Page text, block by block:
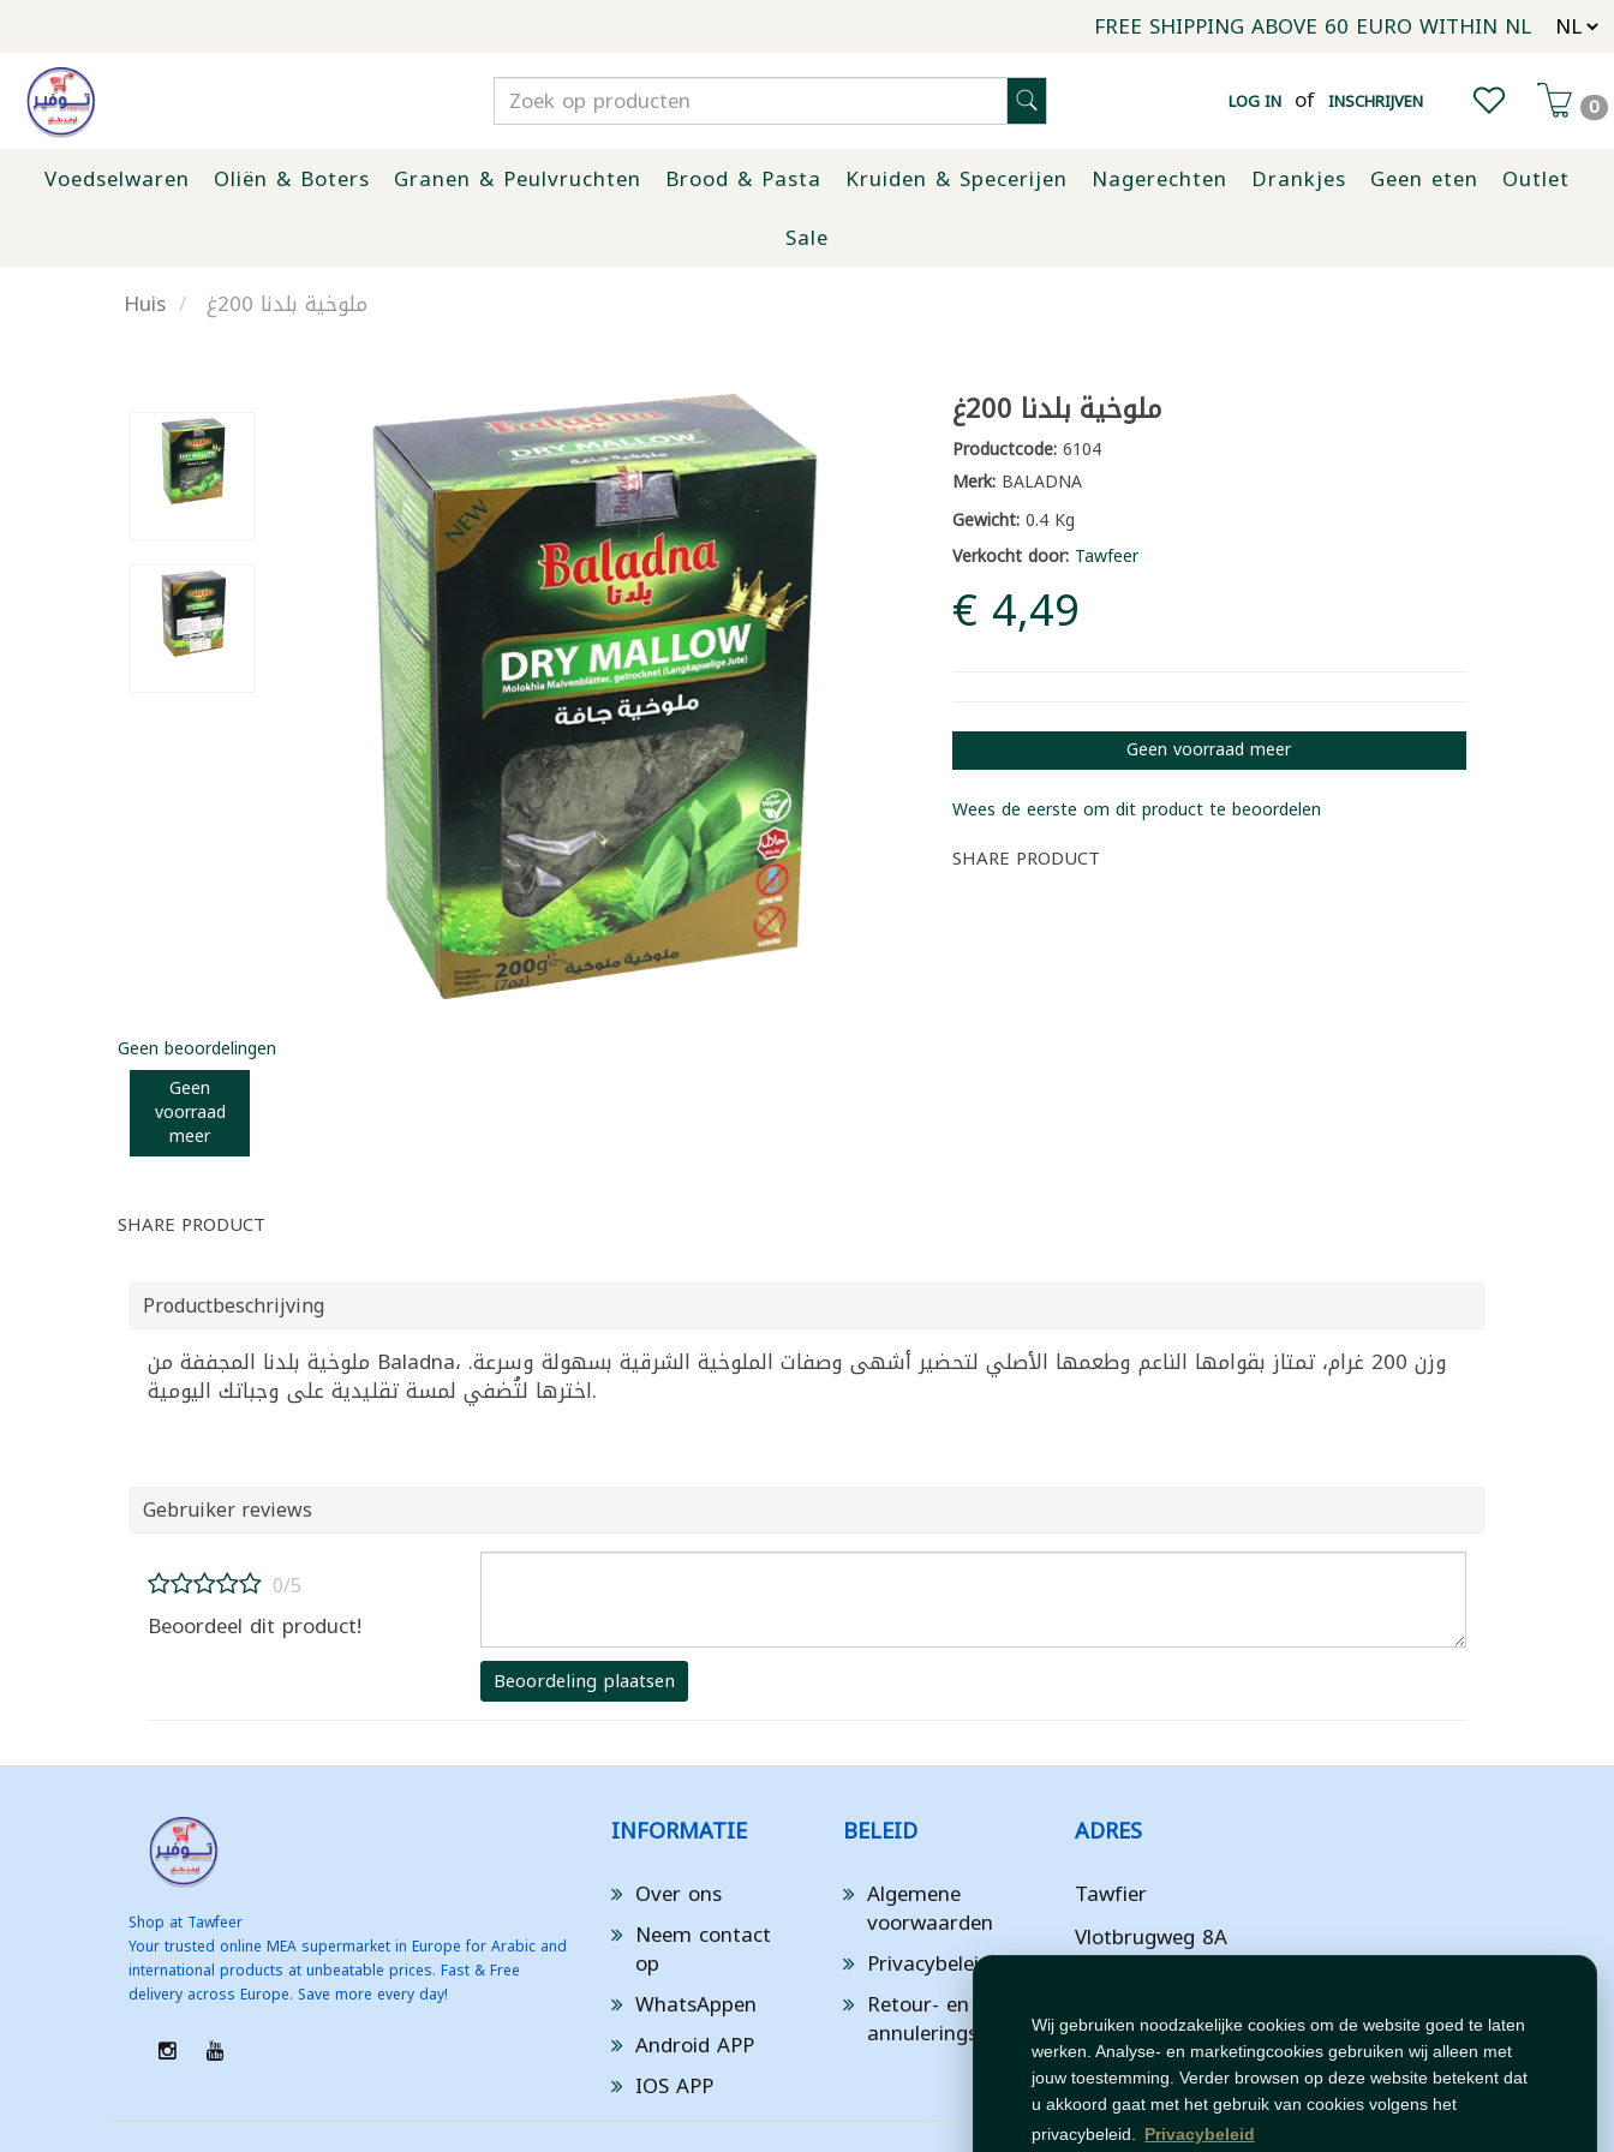
Wij gebruiken noodzakelijke cookies om de website goed te laten
werken. Analyse- en marketingcookies gebruiken wij alleen met
jouw toestemming. Verder browsen op deze website betekent dat
u akkoord gaat met het gebruik van cookies volgens het
privacybeleid. Privacybeleid
FREE SHIPPING ABOVE 60 EURO WITHIN NL
LOG IN of INSCHRIJVEN 0
Voedselwaren Oliën & Boters Granen & Peulvruchten Brood & Pasta Kruiden & Specerijen Nagerechten Drankjes Geen eten
Outlet
Sale
Huis
ملوخية بلدنا 200غ
ملوخية بلدنا 200غ
Productcode:6104
Merk:BALADNA
Gewicht:0.4 Kg
Verkocht door: Tawfeer
€ 4,49
Geen voorraad meer
Wees de eerste om dit product te beoordelen
SHARE PRODUCT
Geen beoordelingen
Geen
voorraad
meer
SHARE PRODUCT
Productbeschrijving
ملوخية بلدنا المجففة من Baladna، وزن 200 غرام، تمتاز بقوامها الناعم وطعمها الأصلي لتحضير أشهى وصفات الملوخية الشرقية بسهولة وسرعة.
اخترها لتُضفي لمسة تقليدية على وجباتك اليومية.
Gebruiker reviews
0/5
Beoordeel dit product!
Beoordeling plaatsen
Shop at Tawfeer
Your trusted online MEA supermarket in Europe for Arabic and
international products at unbeatable prices. Fast & Free
delivery across Europe. Save more every day!
INFORMATIE
Over ons
Neem contact
op
WhatsAppen
Android APP
IOS APP
BELEID
Algemene
voorwaarden
Privacybeleid
Retour- en
annuleringsbeleid
ADRES
Tawfier
Vlotbrugweg 8A
Flevoland
NL